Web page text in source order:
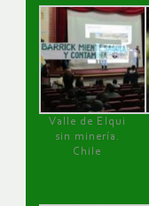
Valle de Elqui
sin minería.
Chile